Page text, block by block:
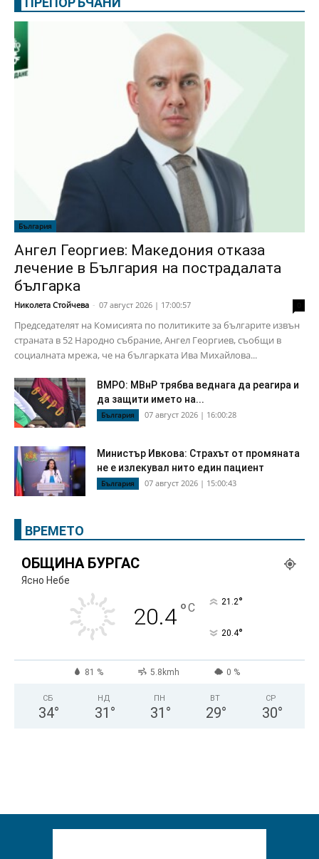
България
Ангел Георгиев: Македония отказа
лечение в България на пострадалата
българка
Николета Стойчева - 07 август 2026 | 17:00:57
Председателят на Комисията по политиките за българите извън
страната в 52 Народно събрание, Ангел Георгиев, съобщи в
социалната мрежа, че на българката Ива Михайлова...
ВМРО: МВнР трябва веднага да реагира и
да защити името на...
България 07 август 2026 | 16:00:28
Министър Ивкова: Страхът от промяната
не е излекувал нито един пациент
България 07 август 2026 | 15:00:43
ВРЕМЕТО
ОБЩИНА БУРГАС
Ясно Небе
20.4°C 21.2°
20.4°
81 % 5.8kmh 0 %
СБ
34°
НД
31 °
ПН
31 °
ВТ
29°
СР
30°